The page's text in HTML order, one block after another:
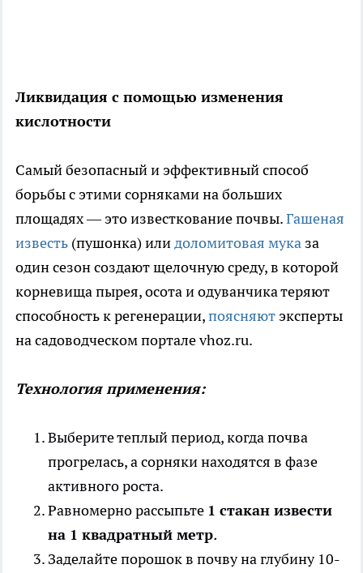
Ликвидация с помощью изменения
кислотности
Самый безопасный и эффективный способ
борьбы с этими сорняками на больших
площадях — это известкование почвы.Гашеная
известь (пушонка) илидоломитовая мука за
один сезон создают щелочную среду, в которой
корневища пырея, осота и одуванчика теряют
способность к регенерации,поясняют эксперты
на садоводческом портале vhoz.ru.
Технология применения:
Выберите теплый период, когда почва
прогрелась, а сорняки находятся в фазе
активного роста.
Равномерно рассыпьте 1 стакан извести
на 1 квадратный метр.
Заделайте порошок в почву на глубину 10-